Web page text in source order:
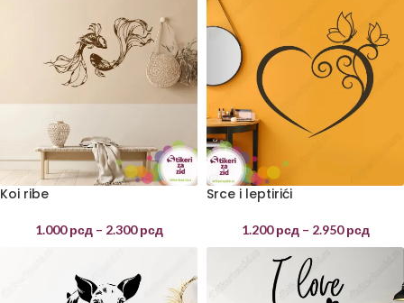
Koi ribe
1.000рсд – 2.300рсд
Srce i leptirići
1.200рсд – 2.950рсд